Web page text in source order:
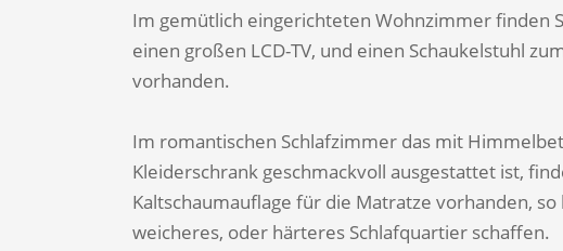
Im gemütlich eingerichteten Wohnzimmer finden
einen großen LCD-TV, und einen Schaukelstuhl
vorhanden.
Im romantischen Schlafzimmer das mit
Kleiderschrank geschmackvoll ausgestattet ist,
Kaltschaumauflage für die Matratze vorhanden,
weicheres, oder härteres Schlafquartier schaffen.